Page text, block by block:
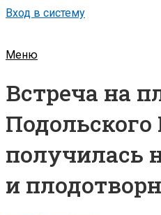
Вход в систему
Меню
Встреча на
получилась
и